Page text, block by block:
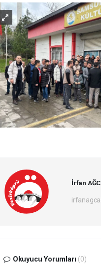
İrfan
Okuyucu Yorumları (0)